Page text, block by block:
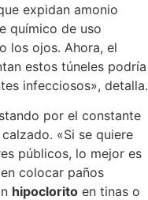
expidan amonio
químico de uso
los ojos. Ahora, el
estos túneles podría
infecciosos», detalla.
por el constante
«Si se quiere
públicos, lo mejor es
colocar paños
hipoclorito en tinas o